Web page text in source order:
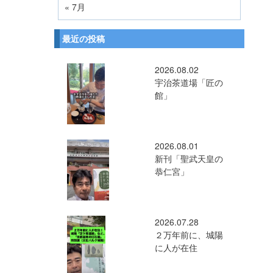
« 7月
最近の投稿
2026.08.02
宇治茶道場「匠の
館」
2026.08.01
新刊「聖武天皇の
恭仁宮」
2026.07.28
２万年前に、城陽
に人が在住